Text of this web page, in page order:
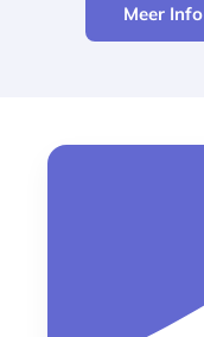
Meer Info